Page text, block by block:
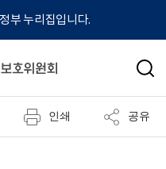
부 누리집입니다.
검
인쇄 공유